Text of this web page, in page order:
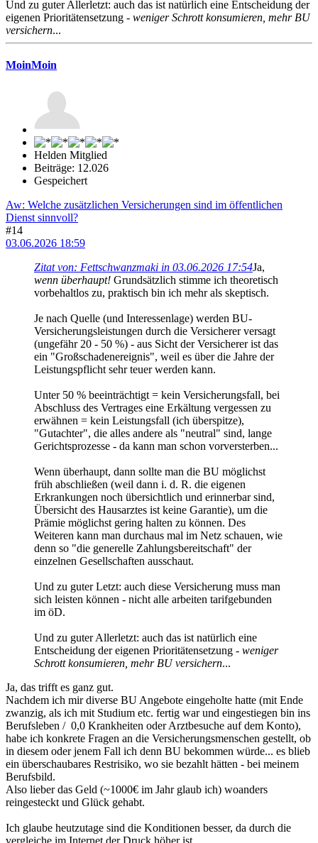
Und zu guter Allerletzt: auch das ist natürlich eine Entscheidung der
eigenen Prioritätensetzung - weniger Schrott konsumieren, mehr BU
versichern...
MoinMoin
Helden Mitglied
Beiträge: 12.026
Gespeichert
Aw: Welche zusätzlichen Versicherungen sind im öffentlichen
Dienst sinnvoll?
#14
03.06.2026 18:59
Zitat von: Fettschwanzmaki in 03.06.2026 17:54Ja,
wenn überhaupt! Grundsätzlich stimme ich theoretisch
vorbehaltlos zu, praktisch bin ich mehr als skeptisch.
Je nach Quelle (und Interessenlage) werden BU-
Versicherungsleistungen durch die Versicherer versagt
(ungefähr 20 - 50 %) - aus Sicht der Versicherer ist das
ein "Großschadenereignis", weil es über die Jahre der
Leistungspflicht sehr teuer werden kann.
Unter 50 % beeinträchtigt = kein Versicherungsfall, bei
Abschluss des Vertrages eine Erkältung vergessen zu
erwähnen = kein Leistungsfall (ich überspitze),
"Gutachter", die alles andere als "neutral" sind, lange
Gerichtsprozesse - da kann man schon vorversterben...
Wenn überhaupt, dann sollte man die BU möglichst
früh abschließen (weil dann i. d. R. die eigenen
Erkrankungen noch übersichtlich und erinnerbar sind,
Übersicht des Hausarztes ist keine Garantie), um die
Prämie möglichst gering halten zu können. Des
Weiteren kann man durchaus mal im Netz schauen, wie
denn so "die generelle Zahlungsbereitschaft" der
einzelnen Gesellschaften ausschaut.
Und zu guter Letzt: auch diese Versicherung muss man
sich leisten können - nicht alle arbeiten tarifgebunden
im öD.
Und zu guter Allerletzt: auch das ist natürlich eine
Entscheidung der eigenen Prioritätensetzung - weniger
Schrott konsumieren, mehr BU versichern...
Ja, das trifft es ganz gut.
Nachdem ich mir diverse BU Angebote eingeholte hatte (mit Ende
zwanzig, als ich mit Studium etc. fertig war und eingestiegen bin ins
Berufsleben / 0,0 Krankheiten oder Arztbesuche auf dem Konto),
habe ich konkrete Fragen an die Versicherungsmenschen gestellt, ob
in diesem oder jenem Fall ich denn BU bekommen würde... es blieb
ein überschaubares Restrisiko, wo sie bezahlt hätten - bei meinem
Berufsbild.
Also lieber das Geld (~1000€ im Jahr glaub ich) woanders
reingesteckt und Glück gehabt.
Ich glaube heutzutage sind die Konditionen besser, da durch die
vergleiche im Internet der Druck höher ist.....